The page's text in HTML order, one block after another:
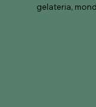
gelateria,